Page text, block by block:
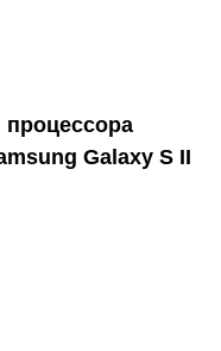
процессора
Galaxy S II